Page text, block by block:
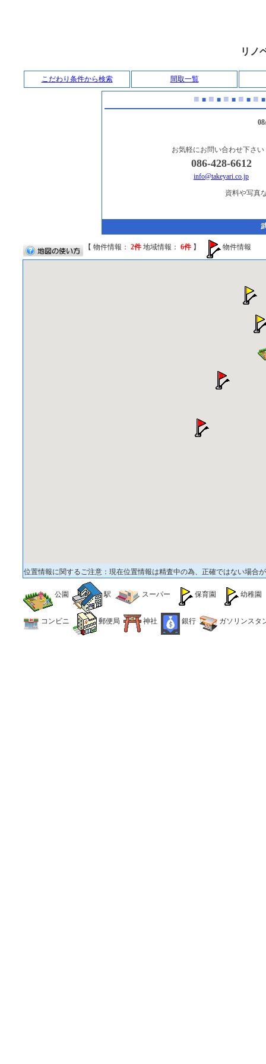
リノ
こだわり条件から検索 間取一覧
■ ■■ ■■ ■■ ■■ ■
お気軽にお問い合わせ下さい
086-428-6612
info@takeyari.co.jp
資料や写真
【 物件情報： 2件地域情報： 6件】 物件情報
位置情報に関するご注意：現在位置情報は精査中の為、正確ではない場合
公園 駅 スーパー 保育園 幼稚園
コンビニ 郵便局 神社 銀行 ガソリンス